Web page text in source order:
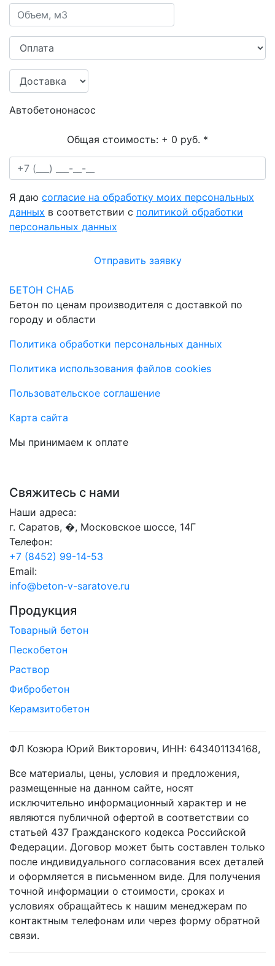
Автобетононасос
Общая стоимость: + 0 руб. *
Я даю согласие на обработку моих персональных
данных в соответствии с политикой обработки
персональных данных
Отправить заявку
БЕТОН СНАБ
Бетон по ценам производителя с доставкой по
городу и области
Политика обработки персональных данных
Политика использования файлов cookies
Пользовательское соглашение
Карта сайта
Мы принимаем к оплате
Свяжитесь с нами
Наши адреса:
г. Саратов, �, Московское шоссе, 14Г
Телефон:
+7 (8452) 99-14-53
Email:
info@beton-v-saratove.ru
Продукция
Товарный бетон
Пескобетон
Раствор
Фибробетон
Керамзитобетон
ФЛ Козюра Юрий Викторович, ИНН: 643401134168,
Все материалы, цены, условия и предложения,
размещенные на данном сайте, носят
исключительно информационный характер и не
являются публичной офертой в соответствии со
статьей 437 Гражданского кодекса Российской
Федерации. Договор может быть составлен только
после индивидуального согласования всех деталей
и оформляется в письменном виде. Для получения
точной информации о стоимости, сроках и
условиях обращайтесь к нашим менеджерам по
контактным телефонам или через форму обратной
связи.